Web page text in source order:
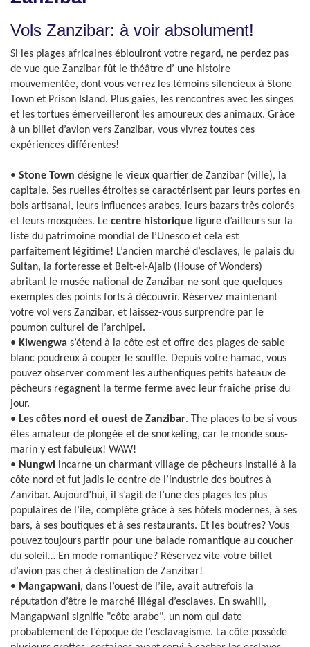
Vols Zanzibar: à voir absolument!
Si les plages africaines éblouiront votre regard, ne perdez pas
de vue que Zanzibar fût le théâtre d’ une histoire
mouvementée, dont vous verrez les témoins silencieux à Stone
Town et Prison Island. Plus gaies, les rencontres avec les singes
et les tortues émerveilleront les amoureux des animaux. Grâce
à un billet d’avion vers Zanzibar, vous vivrez toutes ces
expériences différentes!
• Stone Town désigne le vieux quartier de Zanzibar (ville), la
capitale. Ses ruelles étroites se caractérisent par leurs portes en
bois artisanal, leurs influences arabes, leurs bazars très colorés
et leurs mosquées. Le centre historique figure d’ailleurs sur la
liste du patrimoine mondial de l’Unesco et cela est
parfaitement légitime! L’ancien marché d’esclaves, le palais du
Sultan, la forteresse et Beit-el-Ajaib (House of Wonders)
abritant le musée national de Zanzibar ne sont que quelques
exemples des points forts à découvrir. Réservez maintenant
votre vol vers Zanzibar, et laissez-vous surprendre par le
poumon culturel de l’archipel.
• Kiwengwa s’étend à la côte est et offre des plages de sable
blanc poudreux à couper le souffle. Depuis votre hamac, vous
pouvez observer comment les authentiques petits bateaux de
pêcheurs regagnent la terme ferme avec leur fraîche prise du
jour.
• Les côtes nord et ouest de Zanzibar. The places to be si vous
êtes amateur de plongée et de snorkeling, car le monde sous-
marin y est fabuleux! WAW!
• Nungwi incarne un charmant village de pêcheurs installé à la
côte nord et fut jadis le centre de l’industrie des boutres à
Zanzibar. Aujourd’hui, il s’agit de l’une des plages les plus
populaires de l’île, complète grâce à ses hôtels modernes, à ses
bars, à ses boutiques et à ses restaurants. Et les boutres? Vous
pouvez toujours partir pour une balade romantique au coucher
du soleil… En mode romantique? Réservez vite votre billet
d’avion pas cher à destination de Zanzibar!
• Mangapwani, dans l’ouest de l’île, avait autrefois la
réputation d’être le marché illégal d’esclaves. En swahili,
Mangapwani signifie "côte arabe", un nom qui date
probablement de l’époque de l’esclavagisme. La côte possède